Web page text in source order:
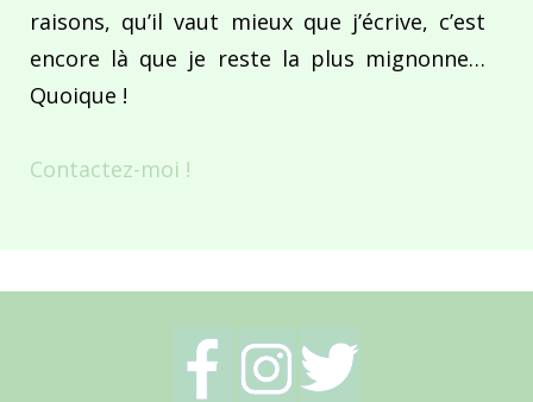
raisons, qu’il vaut mieux que j’écrive, c’est
encore là que je reste la plus mignonne…
Quoique !
Contactez-moi !